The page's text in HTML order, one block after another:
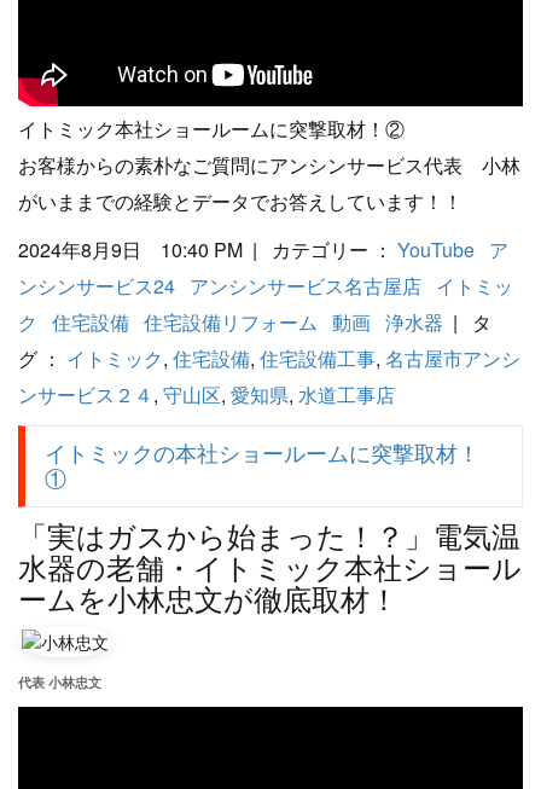
イトミック本社ショールームに突撃取材！②
お客様からの素朴なご質問にアンシンサービス代表 小林
がいままでの経験とデータでお答えしています！！
2024年8月9日 10:40 PM | カテゴリー ： YouTube ア
ンシンサービス24 アンシンサービス名古屋店 イトミッ
ク
住宅設備 住宅設備リフォーム 動画 浄水器 | タ
グ ： イトミック, 住宅設備, 住宅設備工事, 名古屋市アンシ
ンサービス２４, 守山区, 愛知県, 水道工事店
イトミックの本社ショールームに突撃取材！
①
「実はガスから始まった！？」電気温
水器の老舗・イトミック本社ショール
ームを小林忠文が徹底取材！
代表 小林忠文